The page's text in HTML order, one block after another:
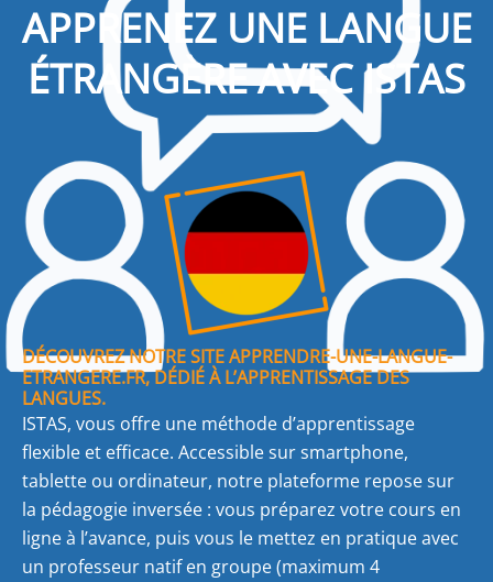
APPRENEZ UNE LANGUE
ÉTRANGÈRE AVEC ISTAS
DÉCOUVREZ NOTRE SITE APPRENDRE-UNE-LANGUE-
ETRANGERE.FR, DÉDIÉ À L’APPRENTISSAGE DES
LANGUES.
ISTAS, vous offre une méthode d’apprentissage
flexible et efficace. Accessible sur smartphone,
tablette ou ordinateur, notre plateforme repose sur
la pédagogie inversée : vous préparez votre cours en
ligne à l’avance, puis vous le mettez en pratique avec
un professeur natif en groupe (maximum 4